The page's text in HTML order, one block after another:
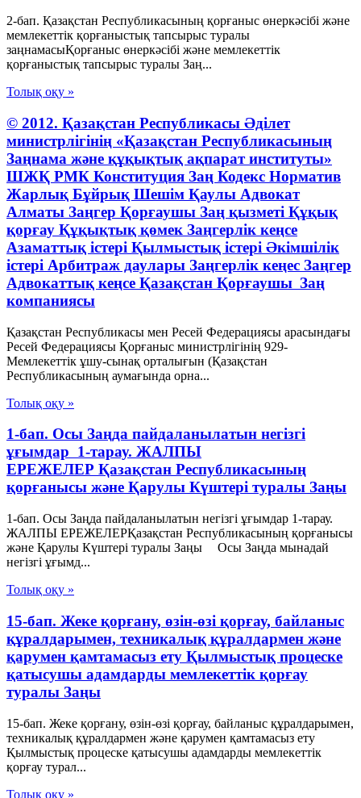
2-бап. Қазақстан Республикасының қорғаныс өнеркәсібі және
мемлекеттік қорғаныстық тапсырыс туралы
заңнамасыҚорғаныс өнеркәсібі және мемлекеттік
қорғаныстық тапсырыс туралы Заң...
Толық оқу »
© 2012. Қазақстан Республикасы Әділет
министрлігінің «Қазақстан Республикасының
Заңнама және құқықтық ақпарат институты»
ШЖҚ РМК Конституция Заң Кодекс Норматив
Жарлық Бұйрық Шешім Қаулы Адвокат
Алматы Заңгер Қорғаушы Заң қызметі Құқық
қорғау Құқықтық қөмек Заңгерлік кеңсе
Азаматтық істері Қылмыстық істері Әкімшілік
істері Арбитраж даулары Заңгерлік кеңес Заңгер
Адвокаттық кеңсе Қазақстан Қорғаушы Заң
компаниясы
Қазақстан Республикасы мен Ресей Федерациясы арасындағы
Ресей Федерациясы Қорғаныс министрлігінің 929-
Мемлекеттік ұшу-сынақ орталығын (Қазақстан
Республикасының аумағында орна...
Толық оқу »
1-бап. Осы Заңда пайдаланылатын негізгі
ұғымдар 1-тарау. ЖАЛПЫ
ЕРЕЖЕЛЕР Қазақстан Республикасының
қорғанысы және Қарулы Күштері туралы Заңы
1-бап. Осы Заңда пайдаланылатын негізгі ұғымдар 1-тарау.
ЖАЛПЫ ЕРЕЖЕЛЕРҚазақстан Республикасының қорғанысы
және Қарулы Күштері туралы Заңы Осы Заңда мынадай
негізгі ұғымд...
Толық оқу »
15-бап. Жеке қорғану, өзін-өзі қорғау, байланыс
құралдарымен, техникалық құралдармен және
қарумен қамтамасыз ету Қылмыстық процеске
қатысушы адамдарды мемлекеттік қорғау
туралы Заңы
15-бап. Жеке қорғану, өзін-өзі қорғау, байланыс құралдарымен,
техникалық құралдармен және қарумен қамтамасыз ету
Қылмыстық процеске қатысушы адамдарды мемлекеттік
қорғау турал...
Толық оқу »